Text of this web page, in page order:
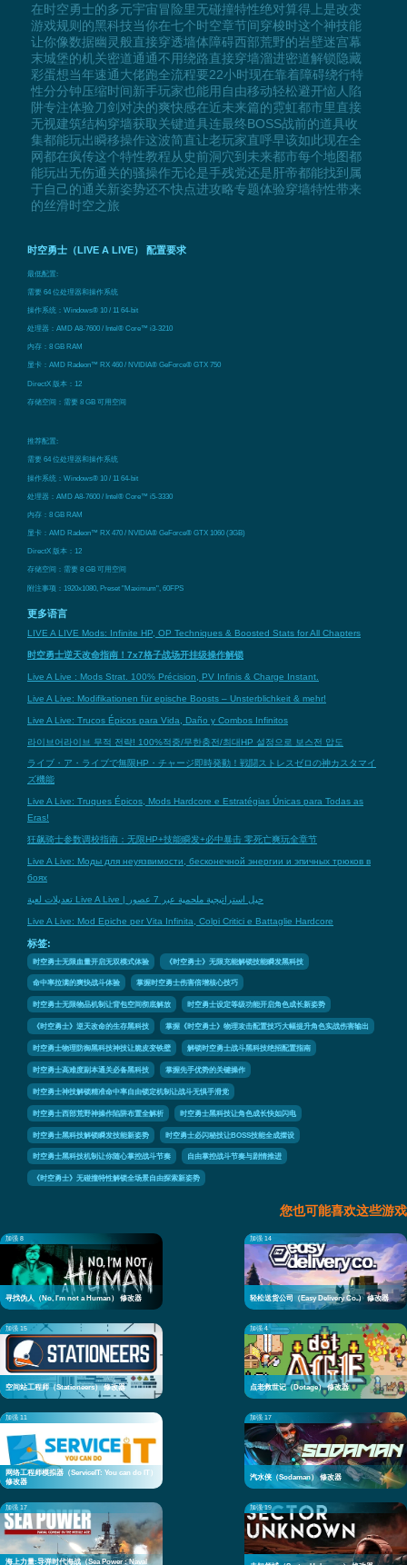
在时空勇士的多元宇宙冒险里无碰撞特性绝对算得上是改变
游戏规则的黑科技当你在七个时空章节间穿梭时这个神技能
让你像数据幽灵般直接穿透墙体障碍西部荒野的岩壁迷宫幕
末城堡的机关密道通通不用绕路直接穿墙溜进密道解锁隐藏
彩蛋想当年速通大佬跑全流程要22小时现在靠着障碍绕行特
性分分钟压缩时间新手玩家也能用自由移动轻松避开恼人陷
阱专注体验刀剑对决的爽快感在近未来篇的霓虹都市里直接
无视建筑结构穿墙获取关键道具连最终BOSS战前的道具收
集都能玩出瞬移操作这波简直让老玩家直呼早该如此现在全
网都在疯传这个特性教程从史前洞穴到未来都市每个地图都
能玩出无伤通关的骚操作无论是手残党还是肝帝都能找到属
于自己的通关新姿势还不快点进攻略专题体验穿墙特性带来
的丝滑时空之旅
时空勇士（LIVE A LIVE） 配置要求
最低配置:
需要 64 位处理器和操作系统
操作系统：Windows® 10 / 11 64-bit
处理器：AMD A8-7600 / Intel® Core™ i3-3210
内存：8 GB RAM
显卡：AMD Radeon™ RX 460 / NVIDIA® GeForce® GTX 750
DirectX 版本：12
存储空间：需要 8 GB 可用空间
推荐配置:
需要 64 位处理器和操作系统
操作系统：Windows® 10 / 11 64-bit
处理器：AMD A8-7600 / Intel® Core™ i5-3330
内存：8 GB RAM
显卡：AMD Radeon™ RX 470 / NVIDIA® GeForce® GTX 1060 (3GB)
DirectX 版本：12
存储空间：需要 8 GB 可用空间
附注事项：1920x1080, Preset "Maximum", 60FPS
更多语言
LIVE A LIVE Mods: Infinite HP, OP Techniques & Boosted Stats for All Chapters
时空勇士逆天改命指南！7x7格子战场开挂级操作解锁
Live A Live : Mods Strat. 100% Précision, PV Infinis & Charge Instant.
Live A Live: Modifikationen für epische Boosts – Unsterblichkeit & mehr!
Live A Live: Trucos Épicos para Vida, Daño y Combos Infinitos
라이브어라이브 무적 전략! 100%적중/무한충전/최대HP 설정으로 보스전 압도
ライブ・ア・ライブで無限HP・チャージ即時発動！戦闘ストレスゼロの神カスタマイ
ズ機能
Live A Live: Truques Épicos, Mods Hardcore e Estratégias Únicas para Todas as
Eras!
狂飙骑士参数调校指南：无限HP+技能瞬发+必中暴击 零死亡爽玩全章节
Live A Live: Моды для неуязвимости, бесконечной энергии и эпичных трюков в
боях
تعديلات لعبة Live A Live | حيل استراتيجية ملحمية عبر 7 عصور
Live A Live: Mod Epiche per Vita Infinita, Colpi Critici e Battaglie Hardcore
标签:
时空勇士无限血量开启无双模式体验 《时空勇士》无限充能解锁技能瞬发黑科技
命中率拉满的爽快战斗体验 掌握时空勇士伤害倍增核心技巧
时空勇士无限物品机制让背包空间彻底解放 时空勇士设定等级功能开启角色成长新姿势
《时空勇士》逆天改命的生存黑科技 掌握《时空勇士》物理攻击配置技巧大幅提升角色实战伤害输出
时空勇士物理防御黑科技神技让脆皮变铁壁 解锁时空勇士战斗黑科技绝招配置指南
时空勇士高难度副本通关必备黑科技 掌握先手优势的关键操作
时空勇士神技解锁精准命中率自由锁定机制让战斗无惧手滑党
时空勇士西部荒野神操作陷阱布置全解析 时空勇士黑科技让角色成长快如闪电
时空勇士黑科技解锁瞬发技能新姿势 时空勇士必闪秘技让BOSS技能全成摆设
时空勇士黑科技机制让你随心掌控战斗节奏 自由掌控战斗节奏与剧情推进
《时空勇士》无碰撞特性解锁全场景自由探索新姿势
您也可能喜欢这些游戏
加强 8
寻找伪人（No, I'm not a Human） 修改器
加强 14
轻松送货公司（Easy Delivery Co.） 修改器
加强 15
空间站工程师（Stationeers） 修改器
加强 4
点老救世记（Dotage） 修改器
加强 11
网络工程师模拟器（ServiceIT: You can do IT）
修改器
加强 17
汽水侠（Sodaman） 修改器
加强 17
海上力量:导弹时代海战（Sea Power : Naval
加强 19